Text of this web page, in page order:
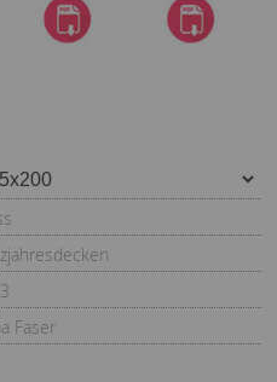
Faser